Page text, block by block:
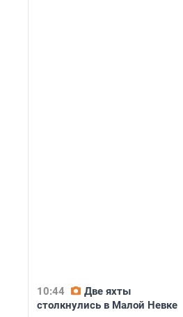
10:44
Две яхты
столкнулись в Малой Невке